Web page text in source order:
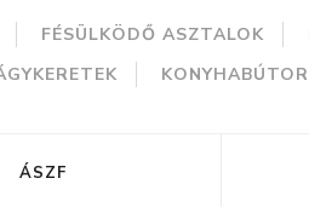
FÉSÜLKÖDŐ ASZTALOK
ÁSZF